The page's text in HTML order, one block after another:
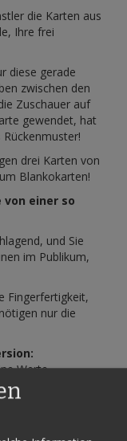
die Karten aus
Ihre frei
diese gerade
zwischen den
Zuschauer auf
gewendet, hat
drei Karten von
Blankokarten!
einer so
und Sie
im Publikum,
Fingerfertigkeit,
nur die
Werte
genannte
tatsächlich nur